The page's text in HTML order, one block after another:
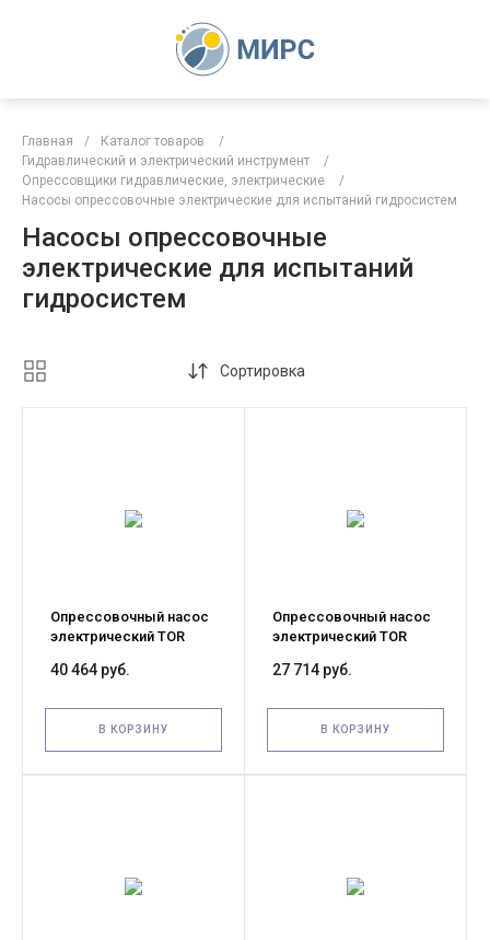
Главная / Каталог товаров
/
Гидравлический и электрический инструмент
/
Опрессовщики гидравлические, электрические
/
Насосы опрессовочные электрические для испытаний гидросистем
Насосы опрессовочные
электрические для испытаний
гидросистем
Сортировка
Опрессовочный насос
электрический TOR
40 464 руб.
В КОРЗИНУ
Опрессовочный насос
электрический TOR
27 714 руб.
В КОРЗИНУ